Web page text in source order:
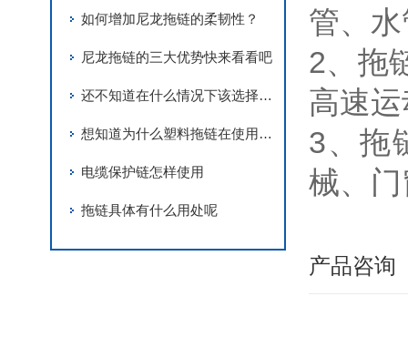
如何增加尼龙拖链的柔韧性？
尼龙拖链的三大优势快来看看吧
还不知道在什么情况下该选择钢铝拖链还是尼龙拖链吗？看完这个你就知道了
想知道为什么塑料拖链在使用过程中会产生静电吗？那就来看看这个吧
电缆保护链怎样使用
拖链具体有什么用处呢
管、
2、拖
高速
3、拖
械、
产品咨询